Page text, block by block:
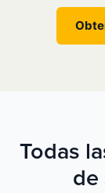
Todas
de